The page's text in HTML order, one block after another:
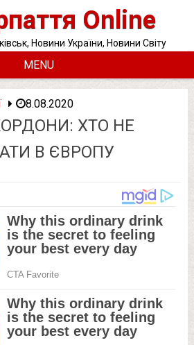
Online
Новини України, Новини Світу
MENU
8.08.2020
ХТО НЕ
В ЄВРОПУ